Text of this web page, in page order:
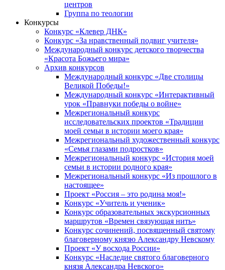
центров
Группа по теологии
Конкурсы
Конкурс «Клевер ДНК»
Конкурс «За нравственный подвиг учителя»
Международный конкурс детского творчества
«Красота Божьего мира»
Архив конкурсов
Международный конкурс «Две столицы
Великой Победы!»
Международный конкурс «Интерактивный
урок «Правнуки победы о войне»
Межрегиональный конкурс
исследовательских проектов «Традиции
моей семьи в истории моего края»
Межрегиональный художественный конкурс
«Семья глазами подростков»
Межрегиональный конкурс «История моей
семьи в истории родного края»
Межрегиональный конкурс «Из прошлого в
настоящее»
Проект «Россия – это родина моя!»
Конкурс «Учитель и ученик»
Конкурс образовательных экскурсионных
маршрутов «Времен связующая нить»
Конкурс сочинений, посвященный святому
благоверному князю Александру Невскому
Проект «У восхода России»
Конкурс «Наследие святого благоверного
князя Александра Невского»